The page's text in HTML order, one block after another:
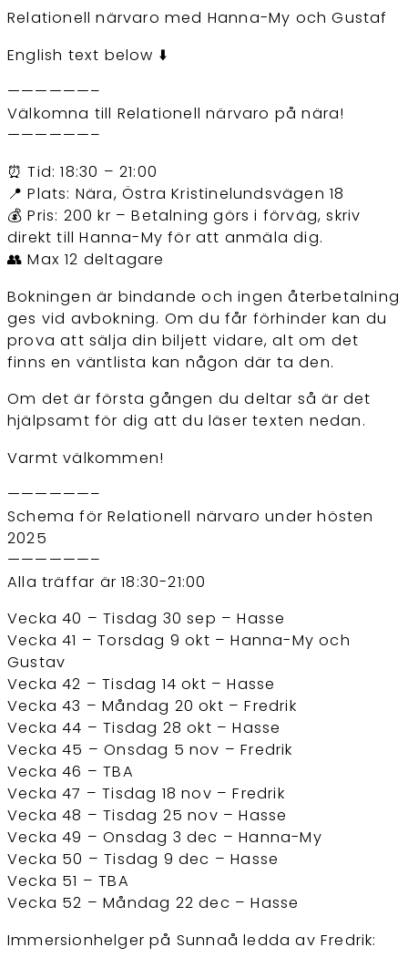
Relationell närvaro med Hanna-My och Gustaf
English text below ⬇️
——————–
Välkomna till Relationell närvaro på nära!
——————–
⏰ Tid: 18:30 – 21:00
📍 Plats: Nära, Östra Kristinelundsvägen 18
💰 Pris: 200 kr – Betalning görs i förväg, skriv
direkt till Hanna-My för att anmäla dig.
👥 Max 12 deltagare
Bokningen är bindande och ingen återbetalning
ges vid avbokning. Om du får förhinder kan du
prova att sälja din biljett vidare, alt om det
finns en väntlista kan någon där ta den.
Om det är första gången du deltar så är det
hjälpsamt för dig att du läser texten nedan.
Varmt välkommen!
——————–
Schema för Relationell närvaro under hösten
2025
——————–
Alla träffar är 18:30-21:00
Vecka 40 – Tisdag 30 sep – Hasse
Vecka 41 – Torsdag 9 okt – Hanna-My och
Gustav
Vecka 42 – Tisdag 14 okt – Hasse
Vecka 43 – Måndag 20 okt – Fredrik
Vecka 44 – Tisdag 28 okt – Hasse
Vecka 45 – Onsdag 5 nov – Fredrik
Vecka 46 – TBA
Vecka 47 – Tisdag 18 nov – Fredrik
Vecka 48 – Tisdag 25 nov – Hasse
Vecka 49 – Onsdag 3 dec – Hanna-My
Vecka 50 – Tisdag 9 dec – Hasse
Vecka 51 – TBA
Vecka 52 – Måndag 22 dec – Hasse
Immersionhelger på Sunnaå ledda av Fredrik: